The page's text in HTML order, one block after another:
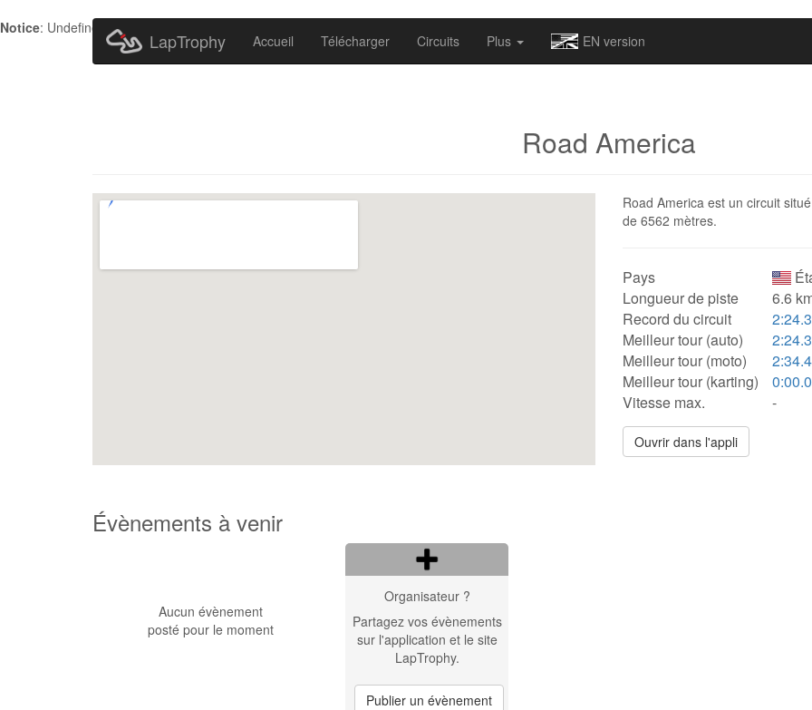
Notice: Undefined index: HTTP_ACCEPT_LANGUAGE in
LapTrophy Accueil Télécharger Circuits Plus EN version
Road America
Road America est un circuit
de 6562 mètres.
Pays
Longueur de piste
6.6
Record du circuit
Meilleur tour (auto)
Meilleur tour (moto)
Meilleur tour (karting)
Vitesse max.
-
Ouvrir dans l'appli
Évènements à venir
Aucun évènement
posté pour le moment
Organisateur ?
Partagez vos évènements
sur l'application et le site
LapTrophy.
Publier un évènement